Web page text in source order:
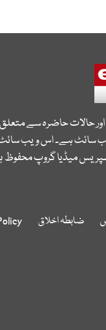
حالات حاضرہ سے
سائٹ ہے۔ اس ویب سائٹ
میڈیا گروپ محفوظ
ضابطہ اخلاق